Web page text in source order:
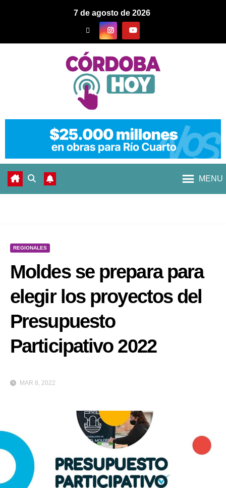
7 de agosto de 2026
MENU
REGIONALES
Moldes se prepara para
elegir los proyectos del
Presupuesto
Participativo 2022
MAR 8, 2022